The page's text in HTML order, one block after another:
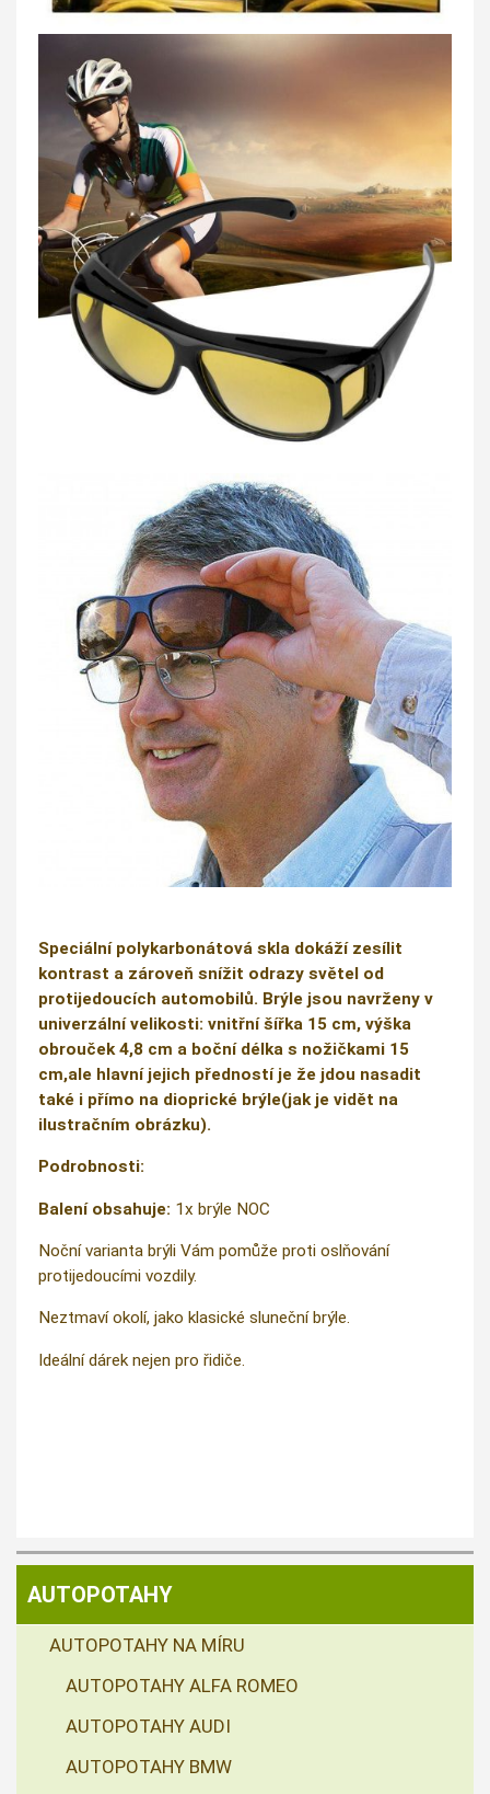
Speciální polykarbonátová skla dokáží zesílit
kontrast a zároveň snížit odrazy světel od
protijedoucích automobilů. Brýle jsou navrženy v
univerzální velikosti: vnitřní šířka 15 cm, výška
obrouček 4,8 cm a boční délka s nožičkami 15
cm,ale hlavní jejich předností je že jdou nasadit
také i přímo na dioprické brýle(jak je vidět na
ilustračním obrázku).
Podrobnosti:
Balení obsahuje: 1x brýle NOC
Noční varianta brýli Vám pomůže proti oslňování
protijedoucími vozdily.
Neztmaví okolí, jako klasické sluneční brýle.
Ideální dárek nejen pro řidiče.
AUTOPOTAHY
AUTOPOTAHY NA MÍRU
AUTOPOTAHY ALFA ROMEO
AUTOPOTAHY AUDI
AUTOPOTAHY BMW